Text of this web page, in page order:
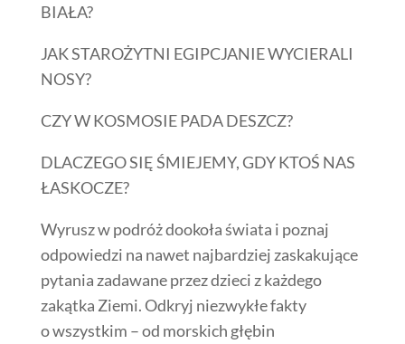
BIAŁA?
JAK STAROŻYTNI EGIPCJANIE WYCIERALI
NOSY?
CZY W KOSMOSIE PADA DESZCZ?
DLACZEGO SIĘ ŚMIEJEMY, GDY KTOŚ NAS
ŁASKOCZE?
Wyrusz w podróż dookoła świata i poznaj
odpowiedzi na nawet najbardziej zaskakujące
pytania zadawane przez dzieci z każdego
zakątka Ziemi. Odkryj niezwykłe fakty
o wszystkim – od morskich głębin